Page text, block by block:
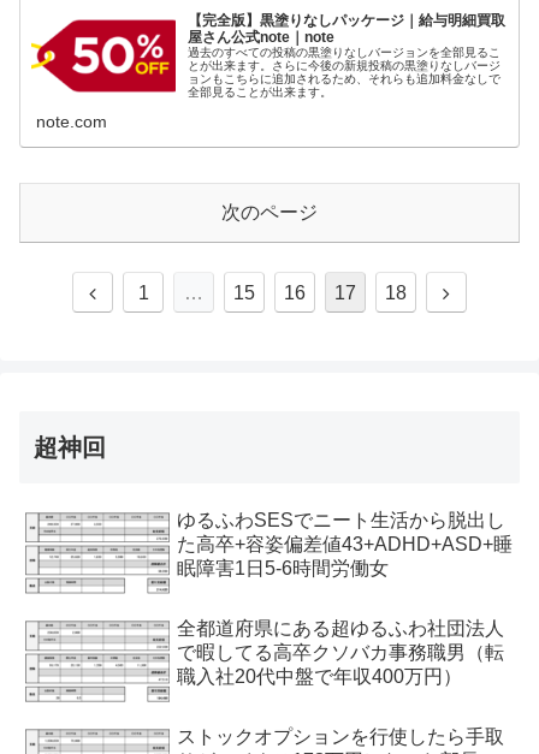
【完全版】黒塗りなしパッケージ｜給与明細買取
屋さん公式note｜note
過去のすべての投稿の黒塗りなしバージョンを全部見るこ
とが出来ます。さらに今後の新規投稿の黒塗りなしバージ
ョンもこちらに追加されるため、それらも追加料金なしで
全部見ることが出来ます。
note.com
次のページ
1 … 15 16 17 18
超神回
ゆるふわSESでニート生活から脱出し
た高卒+容姿偏差値43+ADHD+ASD+睡
眠障害1日5-6時間労働女
全都道府県にある超ゆるふわ社団法人
で暇してる高卒クソバカ事務職男（転
職入社20代中盤で年収400万円）
ストックオプションを行使したら手取